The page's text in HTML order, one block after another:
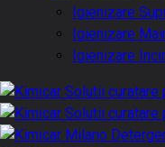
Igienizare
Igienizare
Igienizare